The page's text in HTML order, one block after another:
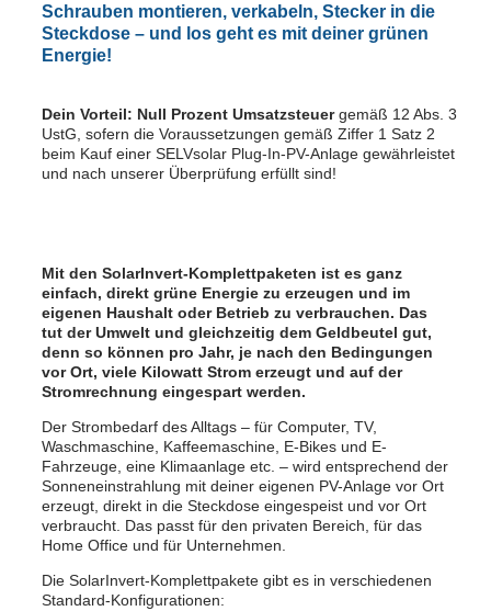
Schrauben montieren, verkabeln, Stecker in die
Steckdose – und los geht es mit deiner grünen
Energie!
Dein Vorteil: Null Prozent Umsatzsteuergemäß 12 Abs. 3
UstG, sofern die Voraussetzungen gemäß Ziffer 1 Satz 2
beim Kauf einer SELVsolar Plug-In-PV-Anlage gewährleistet
und nach unserer Überprüfung erfüllt sind!
Mit den SolarInvert-Komplettpaketen ist es ganz
einfach, direkt grüne Energie zu erzeugen und im
eigenen Haushalt oder Betrieb zu verbrauchen. Das
tut der Umwelt und gleichzeitig dem Geldbeutel gut,
denn so können pro Jahr, je nach den Bedingungen
vor Ort, viele Kilowatt Strom erzeugt und auf der
Stromrechnung eingespart werden.
Der Strombedarf des Alltags – für Computer, TV,
Waschmaschine, Kaffeemaschine, E-Bikes und E-
Fahrzeuge, eine Klimaanlage etc. – wird entsprechend der
Sonneneinstrahlung mit deiner eigenen PV-Anlage vor Ort
erzeugt, direkt in die Steckdose eingespeist und vor Ort
verbraucht. Das passt für den privaten Bereich, für das
Home Office und für Unternehmen.
Die SolarInvert-Komplettpakete gibt es in verschiedenen
Standard-Konfigurationen: